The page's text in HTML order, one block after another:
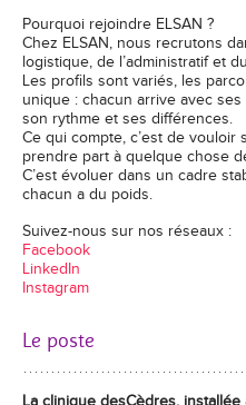
Pourquoi rejoindre ELSAN ?
Chez ELSAN, nous recrutons
logistique, de l’administratif et
Les profils sont variés, les
unique : chacun arrive avec
son rythme et ses différences.
Ce qui compte, c’est de vouloir
prendre part à quelque chose
C’est évoluer dans un cadre
chacun a du poids.
Suivez-nous sur nos réseaux :
Facebook
LinkedIn
Instagram
Le poste